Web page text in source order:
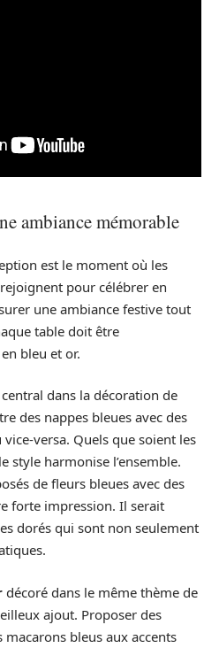
ambiance mémorable
est le moment où les
pour célébrer en
une ambiance festive tout
table doit être
bleu et or.
dans la décoration de
des nappes bleues avec des
versa. Quels que soient les
style harmonise l’ensemble.
de fleurs bleues avec des
forte impression. Il serait
dorés qui sont non seulement
décoré dans le même thème de
ajout. Proposer des
bleus aux accents